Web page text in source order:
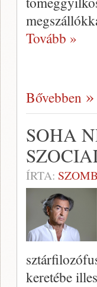
Tovább »
Bővebben
SOHA
ÍRTA:
keretébe